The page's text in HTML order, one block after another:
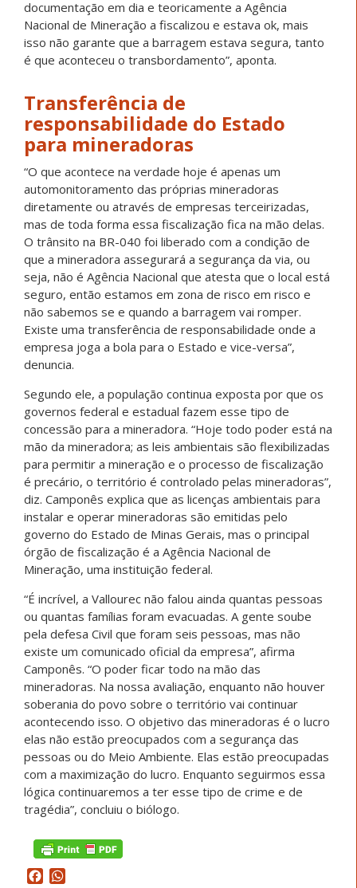
documentação em dia e teoricamente a Agência
Nacional de Mineração a fiscalizou e estava ok, mais
isso não garante que a barragem estava segura, tanto
é que aconteceu o transbordamento”, aponta.
Transferência de
responsabilidade do Estado
para mineradoras
“O que acontece na verdade hoje é apenas um
automonitoramento das próprias mineradoras
diretamente ou através de empresas terceirizadas,
mas de toda forma essa fiscalização fica na mão delas.
O trânsito na BR-040 foi liberado com a condição de
que a mineradora assegurará a segurança da via, ou
seja, não é Agência Nacional que atesta que o local está
seguro, então estamos em zona de risco em risco e
não sabemos se e quando a barragem vai romper.
Existe uma transferência de responsabilidade onde a
empresa joga a bola para o Estado e vice-versa”,
denuncia.
Segundo ele, a população continua exposta por que os
governos federal e estadual fazem esse tipo de
concessão para a mineradora. “Hoje todo poder está na
mão da mineradora; as leis ambientais são flexibilizadas
para permitir a mineração e o processo de fiscalização
é precário, o território é controlado pelas mineradoras”,
diz. Camponês explica que as licenças ambientais para
instalar e operar mineradoras são emitidas pelo
governo do Estado de Minas Gerais, mas o principal
órgão de fiscalização é a Agência Nacional de
Mineração, uma instituição federal.
“É incrível, a Vallourec não falou ainda quantas pessoas
ou quantas famílias foram evacuadas. A gente soube
pela defesa Civil que foram seis pessoas, mas não
existe um comunicado oficial da empresa”, afirma
Camponês. “O poder ficar todo na mão das
mineradoras. Na nossa avaliação, enquanto não houver
soberania do povo sobre o território vai continuar
acontecendo isso. O objetivo das mineradoras é o lucro
elas não estão preocupados com a segurança das
pessoas ou do Meio Ambiente. Elas estão preocupadas
com a maximização do lucro. Enquanto seguirmos essa
lógica continuaremos a ter esse tipo de crime e de
tragédia”, concluiu o biólogo.
Facebook